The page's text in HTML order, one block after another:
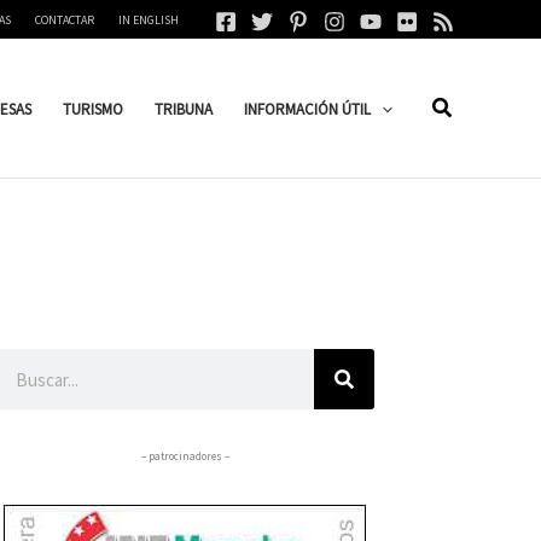
CONTACTAR IN ENGLISH
TURISMO TRIBUNA INFORMACIÓN ÚTIL
– patrocinadores –